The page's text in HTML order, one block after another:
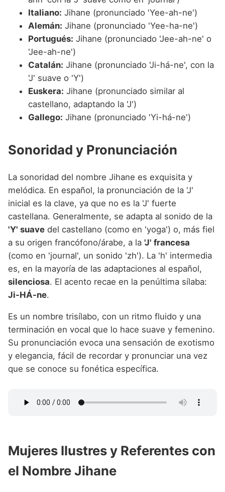
Italiano: Jihane (pronunciado 'Yee-ah-ne')
Alemán: Jihane (pronunciado 'Yee-ha-ne')
Portugués: Jihane (pronunciado 'Jee-ah-ne' o
'Jee-ah-ne')
Catalán: Jihane (pronunciado 'Ji-há-ne', con la
'J' suave o 'Y')
Euskera: Jihane (pronunciado similar al
castellano, adaptando la 'J')
Gallego: Jihane (pronunciado 'Yi-há-ne')
Sonoridad y Pronunciación
La sonoridad del nombre Jihane es exquisita y
melódica. En español, la pronunciación de la 'J'
inicial es la clave, ya que no es la 'J' fuerte
castellana. Generalmente, se adapta al sonido de la
'Y' suave del castellano (como en 'yoga') o, más fiel
a su origen francófono/árabe, a la 'J' francesa
(como en 'journal', un sonido 'zh'). La 'h' intermedia
es, en la mayoría de las adaptaciones al español,
silenciosa. El acento recae en la penúltima sílaba:
Ji-HÁ-ne.
Es un nombre trisílabo, con un ritmo fluido y una
terminación en vocal que lo hace suave y femenino.
Su pronunciación evoca una sensación de exotismo
y elegancia, fácil de recordar y pronunciar una vez
que se conoce su fonética específica.
Mujeres Ilustres y Referentes con
el Nombre Jihane